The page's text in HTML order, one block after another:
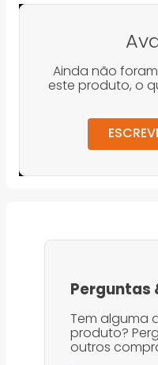
Ainda não
este produto, o
Perguntas
Tem alguma
produto?
outros